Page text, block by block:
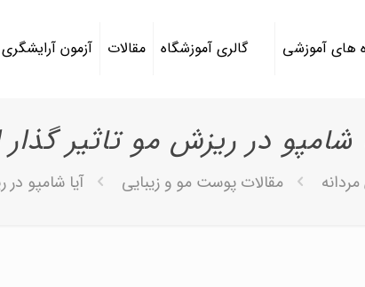
های آموزشی گالری آموزشگاه مقالات آزمون آرایشگری
شامپو در ریزش مو تاثیر
مقالات پوست مو و زیبایی آیا شامپو